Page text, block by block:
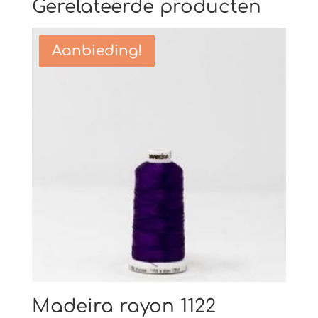
Gerelateerde producten
Aanbieding!
Madeira rayon 1122